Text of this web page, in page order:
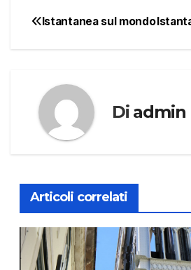
Navigazione
Istantanea sul mondo
Di admin
Articoli correlati